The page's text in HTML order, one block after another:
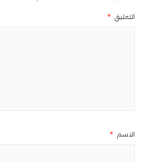
التعليق *
الاسم *